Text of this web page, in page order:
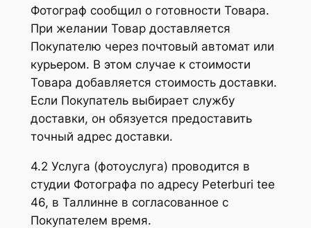
Фотограф сообщил о готовности Товара.
При желании Товар доставляется
Покупателю через почтовый автомат или
курьером. В этом случае к стоимости
Товара добавляется стоимость доставки.
Если Покупатель выбирает службу
доставки, он обязуется предоставить
точный адрес доставки.
4.2 Услуга (фотоуслуга) проводится в
студии Фотографа по адресу Peterburi tee
46, в Таллинне в согласованное с
Покупателем время.